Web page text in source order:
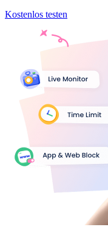
Kostenlos testen